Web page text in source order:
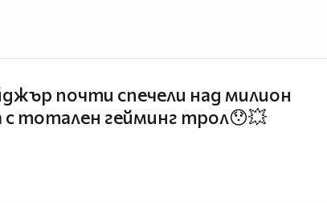
почти спечели над милион
с тотален гейминг трол😯💥